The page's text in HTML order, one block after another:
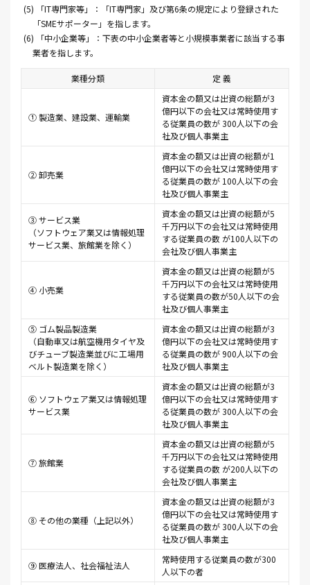
(5) 「IT専門家等」：「IT専門家」及び第6条の規定により登録された
「SMEサポーター」を指します。
(6) 「中小企業等」：下表の中小企業者等と小規模事業者に該当する事
業者を指します。
業種分類 定 義
① 製造業、建設業、運輸業
資本金の額又は出資の総額が3
億円以下の会社又は常時使用す
る従業員の数が 300人以下の会
社及び個人事業主
② 卸売業
資本金の額又は出資の総額が1
億円以下の会社又は常時使用す
る従業員の数が 100人以下の会
社及び個人事業主
③ サービス業
（ソフトウェア業又は情報処理
サービス業、旅館業を除く）
資本金の額又は出資の総額が5
千万円以下の会社又は常時使用
する従業員の数 が100人以下の
会社及び個人事業主
④ 小売業
資本金の額又は出資の総額が5
千万円以下の会社又は常時使用
する従業員の数が50人以下の会
社及び個人事業主
⑤ ゴム製品製造業
（自動車又は航空機用タイヤ及
びチューブ製造業並びに工場用
ベルト製造業を除く）
資本金の額又は出資の総額が3
億円以下の会社又は常時使用す
る従業員の数が 900人以下の会
社及び個人事業主
⑥ ソフトウェア業又は情報処理
サービス業
資本金の額又は出資の総額が3
億円以下の会社又は常時使用す
る従業員の数が 300人以下の会
社及び個人事業主
⑦ 旅館業
資本金の額又は出資の総額が5
千万円以下の会社又は常時使用
する従業員の数 が200人以下の
会社及び個人事業主
⑧ その他の業種（上記以外）
資本金の額又は出資の総額が3
億円以下の会社又は常時使用す
る従業員の数が 300人以下の会
社及び個人事業主
⑨ 医療法人、社会福祉法人
常時使用する従業員の数が300
人以下の者